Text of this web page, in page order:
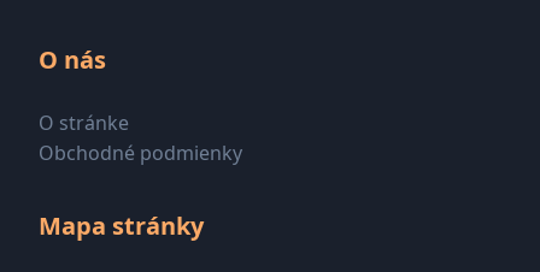
O nás
O stránke
Obchodné podmienky
Mapa stránky